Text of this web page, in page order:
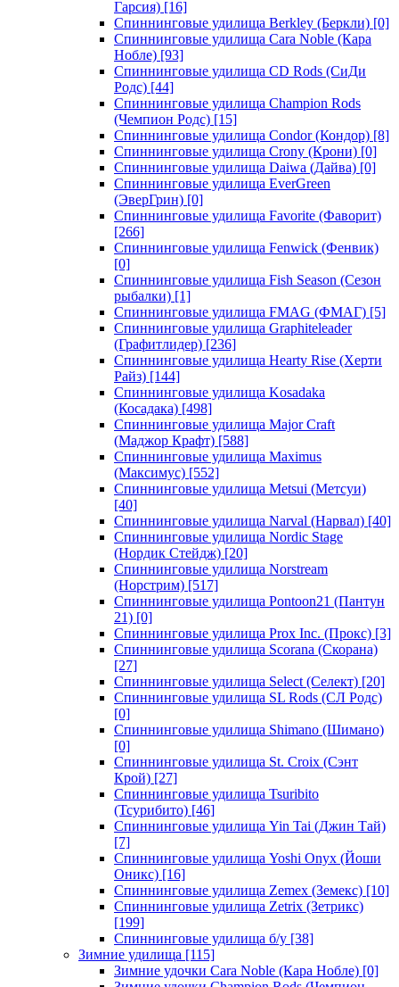
Гарсия) [16]
Спиннинговые удилища Berkley (Беркли) [0]
Спиннинговые удилища Cara Noble (Кара
Нобле) [93]
Спиннинговые удилища CD Rods (СиДи
Родс) [44]
Спиннинговые удилища Champion Rods
(Чемпион Родс) [15]
Спиннинговые удилища Condor (Кондор) [8]
Спиннинговые удилища Crony (Крони) [0]
Спиннинговые удилища Daiwa (Дайва) [0]
Спиннинговые удилища EverGreen
(ЭверГрин) [0]
Спиннинговые удилища Favorite (Фаворит)
[266]
Спиннинговые удилища Fenwick (Фенвик)
[0]
Спиннинговые удилища Fish Season (Сезон
рыбалки) [1]
Спиннинговые удилища FMAG (ФМАГ) [5]
Спиннинговые удилища Graphiteleader
(Графитлидер) [236]
Спиннинговые удилища Hearty Rise (Херти
Райз) [144]
Спиннинговые удилища Kosadaka
(Косадака) [498]
Спиннинговые удилища Major Craft
(Маджор Крафт) [588]
Спиннинговые удилища Maximus
(Максимус) [552]
Спиннинговые удилища Metsui (Метсуи)
[40]
Спиннинговые удилища Narval (Нарвал) [40]
Спиннинговые удилища Nordic Stage
(Нордик Стейдж) [20]
Спиннинговые удилища Norstream
(Норстрим) [517]
Спиннинговые удилища Pontoon21 (Пантун
21) [0]
Спиннинговые удилища Prox Inc. (Прокс) [3]
Спиннинговые удилища Scorana (Скорана)
[27]
Спиннинговые удилища Select (Селект) [20]
Спиннинговые удилища SL Rods (СЛ Родс)
[0]
Спиннинговые удилища Shimano (Шимано)
[0]
Спиннинговые удилища St. Croix (Сэнт
Крой) [27]
Спиннинговые удилища Tsuribito
(Тсурибито) [46]
Спиннинговые удилища Yin Tai (Джин Тай)
[7]
Спиннинговые удилища Yoshi Onyx (Йоши
Оникс) [16]
Спиннинговые удилища Zemex (Земекс) [10]
Спиннинговые удилища Zetrix (Зетрикс)
[199]
Спиннинговые удилища б/у [38]
Зимние удилища [115]
Зимние удочки Cara Noble (Кара Нобле) [0]